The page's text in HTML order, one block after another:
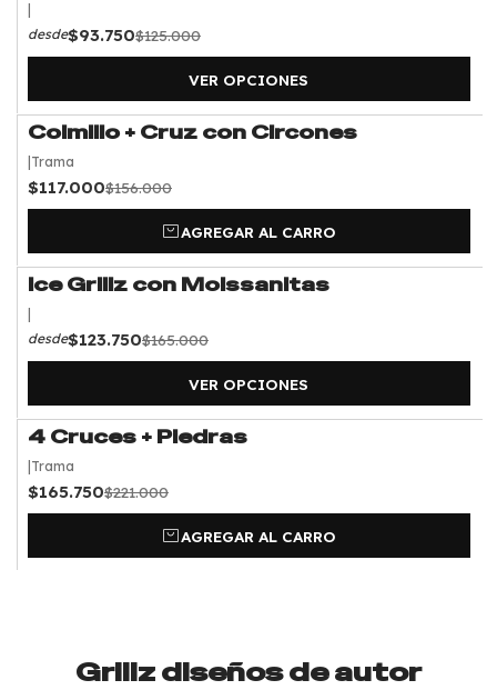
desde$93.750$125.000
VER OPCIONES
-25%OFF
Colmillo + Cruz con Circones
Trama
$117.000$156.000
AGREGAR AL CARRO
-25%OFF
Ice Grillz con Moissanitas
desde$123.750$165.000
VER OPCIONES
-25% OFF
4 Cruces + Piedras
Trama
$165.750$221.000
AGREGAR AL CARRO
Grillz diseños de autor